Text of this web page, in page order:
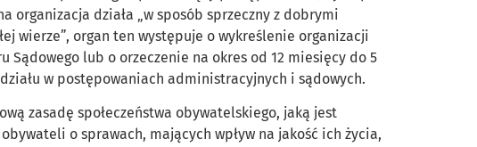
organizacja działa „w sposób sprzeczny z dobrymi
wierze”, organ ten występuje o wykreślenie organizacji
Sądowego lub o orzeczenie na okres od 12 miesięcy do 5
w postępowaniach administracyjnych i sądowych.
zasadę społeczeństwa obywatelskiego, jaką jest
o sprawach, mających wpływ na jakość ich życia,